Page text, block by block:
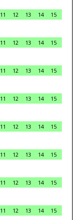
11 12 13 14
15
11 12 13 14
15
11 12 13 14
15
11 12 13 14
15
11 12 13 14
15
11 12 13 14
15
11 12 13 14
15
11 12 13 14
15